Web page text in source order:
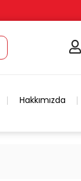
Hakkımızda